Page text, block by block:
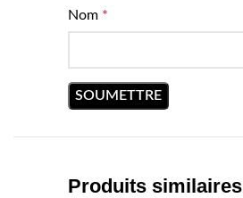
Nom *
Produits similaires